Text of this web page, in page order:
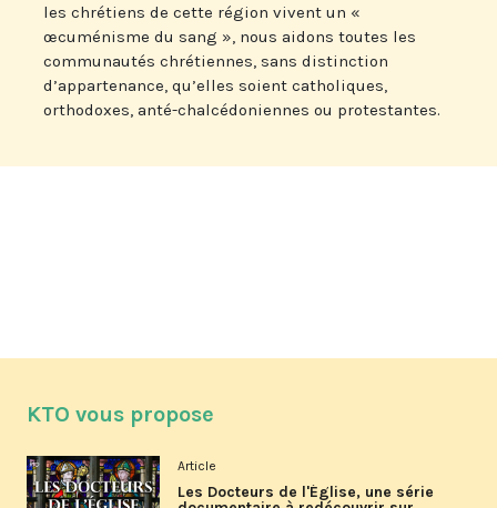
les chrétiens de cette région vivent un «
œcuménisme du sang », nous aidons toutes les
communautés chrétiennes, sans distinction
d’appartenance, qu’elles soient catholiques,
orthodoxes, anté-chalcédoniennes ou protestantes.
KTO vous propose
Article
Les Docteurs de l'Église, une série